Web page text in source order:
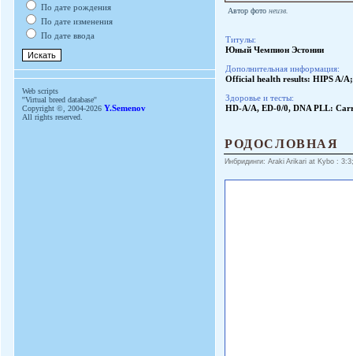
По дате рождения
По дате изменения
По дате ввода
Web scripts
''Virtual breed database''
Copyright ©, 2004-2026 Y.Semenov
All rights reserved.
Автор фото неизв.
Титулы:
Юный Чемпион Эстонии
Дополнительная информация:
Official health results: HIPS A/
Здоровье и тесты:
HD-A/A, ED-0/0, DNA PLL:
РОДОСЛОВНАЯ
Инбридинги: Araki Arikari at Kybo :